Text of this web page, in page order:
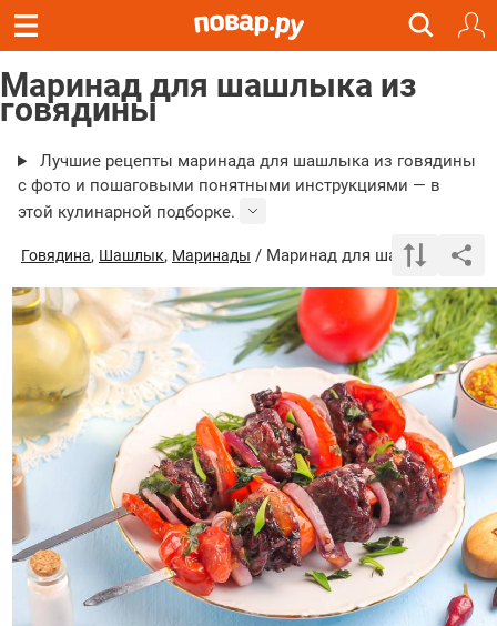
Маринад для шашлыка из
говядины
Лучшие рецепты маринада для шашлыка из говядины
с фото и пошаговыми понятными инструкциями — в
этой кулинарной подборке.
Говядина, Шашлык, Маринады / Маринад для шашлыка из